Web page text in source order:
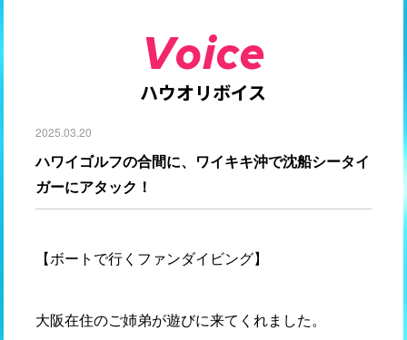
Voice
ハウオリボイス
2025.03.20
ハワイゴルフの合間に、ワイキキ沖で沈船シータイ
ガーにアタック！
【ボートで行くファンダイビング】
大阪在住のご姉弟が遊びに来てくれました。